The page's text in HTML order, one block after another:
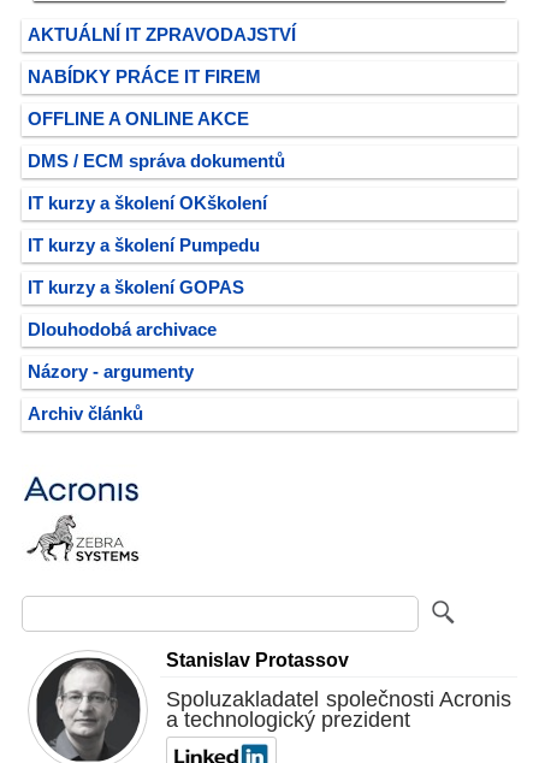
AKTUÁLNÍ IT ZPRAVODAJSTVÍ
NABÍDKY PRÁCE IT FIREM
OFFLINE A ONLINE AKCE
DMS / ECM správa dokumentů
IT kurzy a školení OKškolení
IT kurzy a školení Pumpedu
IT kurzy a školení GOPAS
Dlouhodobá archivace
Názory - argumenty
Archiv článků
Stanislav Protassov
Spoluzakladatel společnosti Acronis
a technologický prezident